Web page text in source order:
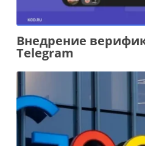
Внедрение
Telegram